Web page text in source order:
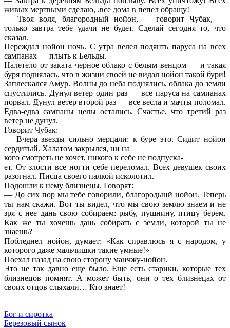
живых мертвыми сделаю, .все дома в пепел обращу!
— Твоя воля, благородный нойон, — говорит Чубак, —
только завтра тебе удачи не будет. Сделай сегодня то, что
сказал.
Переждал нойон ночь. С утра велел подянть паруса на всех
сампанах — плыть к Бельды.
Налетело от заката черное облако с белым венцом — и такая
буря поднялась, что в жизни своей не видал нойон такой бури!
Заплескался Амур. Волны до неба поднялись, облака до земли
спустились. Дунул ветер один раз — все паруса на сампанах
порвал. Дунул ветер второй раз — все весла и мачты поломал.
Едва-едва сампаны целы остались. Счастье, что третий раз
ветер не дунул.
Говорит Чубак:
— Вчера звезды сильно мерцали: к буре это. Сидит нойон
сердитый. Халатом закрылся, ни на
кого смотреть не хочет, никого к себе не подпуска-
ет. От злости все ногти себе переломал. Всех девушек своих
разогнал. Писца своего палкой исколотил.
Подошли к нему близнецы. Говорят:
— До сих пор мы тебе говорили, благородынй нойон. Теперь
ты нам скажи. Вот ты видел, что мы свою землю знаем и не
зря с нее дань свою собираем: рыбу, пушнину, птицу берем.
Как же ты хочешь дань собирать с земли, которой ты не
знаешь?
Побледнел нойон, думает: «Как справлюсь я с народом, у
которого даже мальчишки такие умные!»
Поехал назад на свою сторону манчжу-нойон.
Это не так давно еще было. Еще есть старики, которые тех
близнецов помнят. А может быть, они о тех близнецах от
своих отцов слыхали… Кто знает!
Бог и сиротка
Березовый сынок